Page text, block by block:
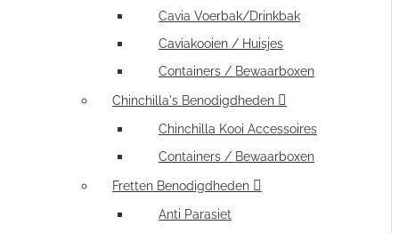
Cavia Voerbak/Drinkbak
Caviakooien / Huisjes
Containers / Bewaarboxen
Chinchilla's Benodigdheden
Chinchilla Kooi Accessoires
Containers / Bewaarboxen
Fretten Benodigdheden
Anti Parasiet